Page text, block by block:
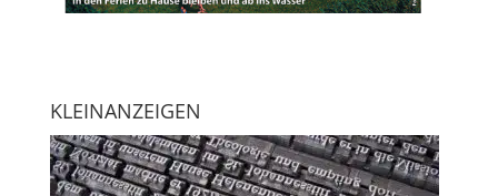
KLEINANZEIGEN